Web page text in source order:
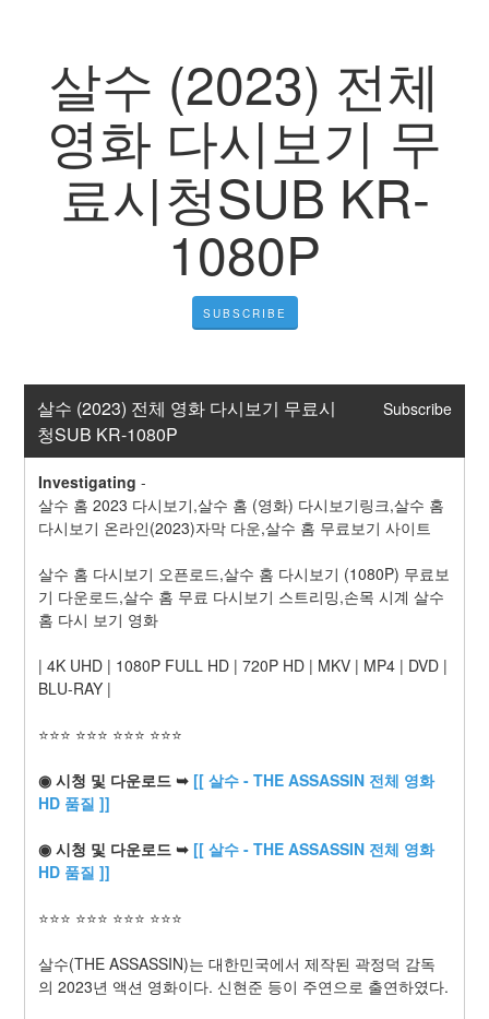
살수 (2023) 전체
영화 다시보기 무
료시청SUB KR-
1080P
SUBSCRIBE
살수 (2023) 전체 영화 다시보기 무료시
청SUB KR-1080P
Subscribe
Investigating -
살수 홈 2023 다시보기,살수 홈 (영화) 다시보기링크,살수 홈
다시보기 온라인(2023)자막 다운,살수 홈 무료보기 사이트
살수 홈 다시보기 오픈로드,살수 홈 다시보기 (1080P) 무료보
기 다운로드,살수 홈 무료 다시보기 스트리밍,손목 시계 살수
홈 다시 보기 영화
| 4K UHD | 1080P FULL HD | 720P HD | MKV | MP4 | DVD |
BLU-RAY |
⭐⭐⭐ ⭐⭐⭐ ⭐⭐⭐ ⭐⭐⭐
◉ 시청 및 다운로드 ➥ [[ 살수 - THE ASSASSIN 전체 영화
HD 품질 ]]
◉ 시청 및 다운로드 ➥ [[ 살수 - THE ASSASSIN 전체 영화
HD 품질 ]]
⭐⭐⭐ ⭐⭐⭐ ⭐⭐⭐ ⭐⭐⭐
살수(THE ASSASSIN)는 대한민국에서 제작된 곽정덕 감독
의 2023년 액션 영화이다. 신현준 등이 주연으로 출연하였다.